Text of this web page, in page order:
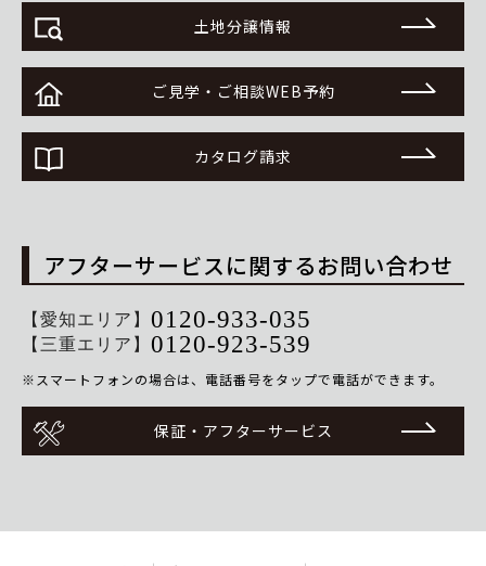
土地分譲情報
ご見学・ご相談WEB予約
カタログ請求
アフターサービスに関するお問い合わせ
【愛知エリア】 0120-933-035
【三重エリア】 0120-923-539
※スマートフォンの場合は、電話番号をタップで電話ができます。
保証・アフターサービス